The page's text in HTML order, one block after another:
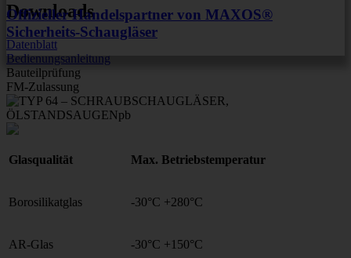
Offizieller Handelspartner von MAXOS®
Sicherheits-Schaugläser
Downloads
Datenblatt
Bedienungsanleitung
Bauteilprüfung
FM-Zulassung
Glasqualität Max. Betriebstemperatur
Borosilikatglas -30°C +280°C
AR-Glas -30°C +150°C